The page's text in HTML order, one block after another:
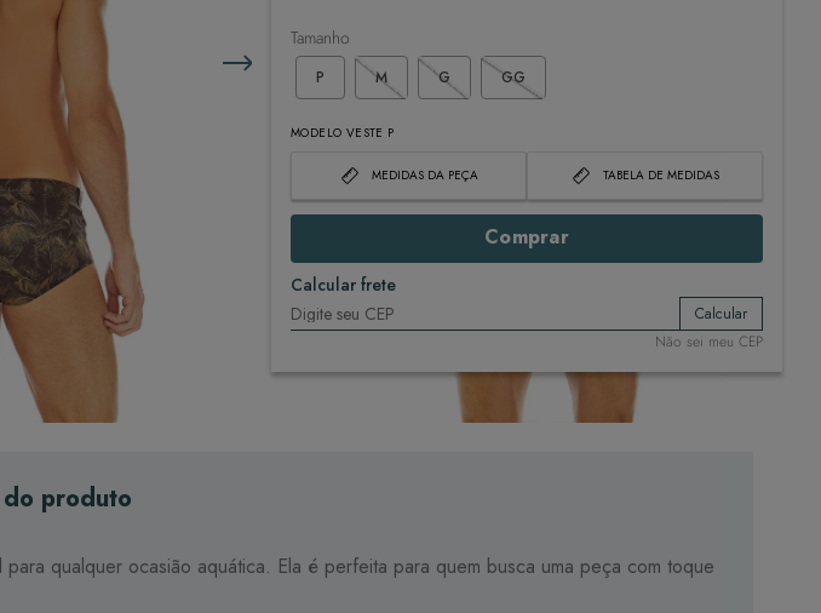
Tamanho
P M G GG
MODELO VESTE P
MEDIDAS DA PEÇA TABELA DE MEDIDAS
Comprar
Calcular frete
Calcular
Não sei meu CEP
produto
qualquer ocasião aquática. Ela é perfeita para quem busca uma peça com toque